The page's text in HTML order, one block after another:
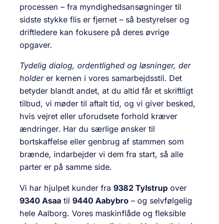
processen – fra myndighedsansøgninger til
sidste stykke flis er fjernet – så bestyrelser og
driftledere kan fokusere på deres øvrige
opgaver.
Tydelig dialog, ordentlighed og løsninger, der
holderer kernen i vores samarbejdsstil. Det
betyder blandt andet, at du altid får et skriftligt
tilbud, vi møder til aftalt tid, og vi giver besked,
hvis vejret eller uforudsete forhold kræver
ændringer. Har du særlige ønsker til
bortskaffelse eller genbrug af stammen som
brænde, indarbejder vi dem fra start, så alle
parter er på samme side.
Vi har hjulpet kunder fra 9382 Tylstrup over
9340 Asaa til 9440 Aabybro – og selvfølgelig
hele Aalborg. Vores maskinflåde og fleksible